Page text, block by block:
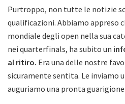
Purtroppo, non tutte le notizie
qualificazioni. Abbiamo appreso
mondiale degli open nella sua
nei quarterfinals, ha subito un
al ritiro. Era una delle nostre
sicuramente sentita. Le inviamo
auguriamo una pronta guarigione.